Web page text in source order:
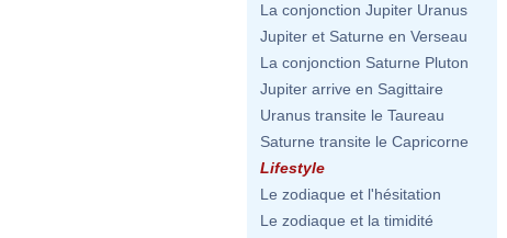
La conjonction Jupiter Uranus
Jupiter et Saturne en Verseau
La conjonction Saturne Pluton
Jupiter arrive en Sagittaire
Uranus transite le Taureau
Saturne transite le Capricorne
Lifestyle
Le zodiaque et l'hésitation
Le zodiaque et la timidité